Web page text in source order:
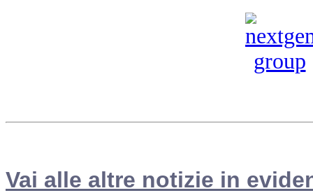
Vai alle altre notizie in